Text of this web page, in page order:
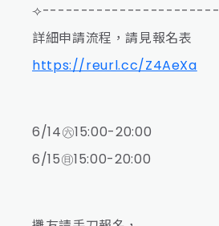
⟢-----------------------
詳細申請流程，請見報名表
https://reurl.cc/Z4AeXa
6/14㊅15:00-20:00
6/15㊐15:00-20:00